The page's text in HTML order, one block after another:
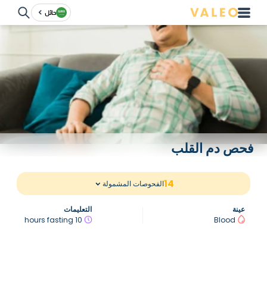
حائل
فحص دم القلب
14الفحوصات المشمولة
عينة
Blood
التعليمات
10 hours fasting